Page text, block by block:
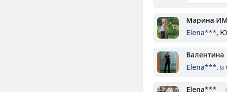
Марина
Elena***,
Валентина
Elena***, я
Elena***